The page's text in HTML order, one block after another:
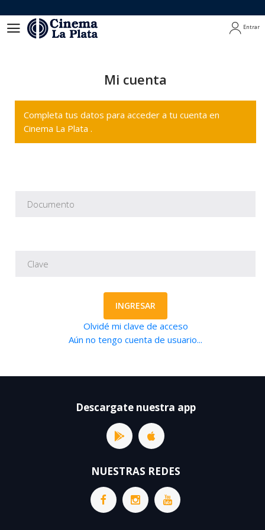
Entrar
Mi cuenta
Completa tus datos para acceder a tu cuenta en
Cinema La Plata .
INGRESAR
Olvidé mi clave de acceso
Aún no tengo cuenta de usuario...
Descargate nuestra app
NUESTRAS REDES